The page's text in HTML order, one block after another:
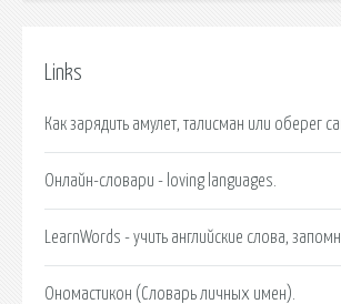
Links
Как зарядить амулет, талисман или оберег
Онлайн-словари - loving languages.
LearnWords - учить английские слова,
Ономастикон (Словарь личных имен).